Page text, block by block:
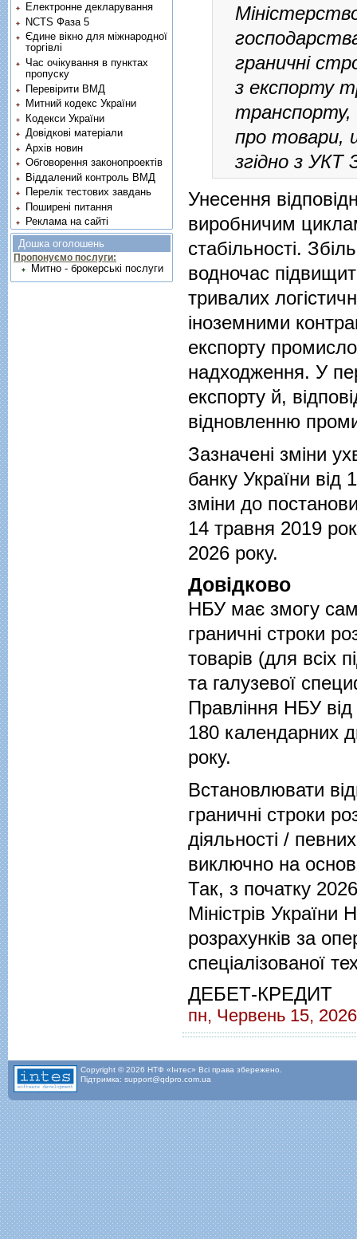
граничні
з експорту
транспорту,
про товари,
згідно з
Унесення
виробничим
стабільності.
водночас
тривалих
іноземними
експорту
надходження. У
експорту й,
відновленню
Зазначені зміни
банку України
зміни до
14 травня 2019
2026 року.
Довідково
НБУ має змогу
граничні строки
товарів (для всіх
та галузевої
Правління НБУ
180 календарних
року.
Встановлювати
граничні строки
діяльності /
виключно на
Так, з початку
Міністрів
розрахунків за
спеціалізованої
ДЕБЕТ-КРЕДИТ
пн, Червень 15,
Електронне декларування
NCTS Фаза 5
Єдине вікно для міжнародної
торгівлі
Час очікування в пунктах
пропуску
Перевірити ВМД
Митний кодекс України
Кодекси України
Довідкові матеріали
Архів новин
Обговорення законопроектів
Віддалений контроль ВМД
Перелік тестових завдань
Поширені питання
Реклама на сайті
Дошка оголошень
Пропонуємо послуги:
Митно - брокерські послуги
Copyright © 2026 НТФ «Інтес» Всі права збережено.
Підтримка: support@qdpro.com.ua